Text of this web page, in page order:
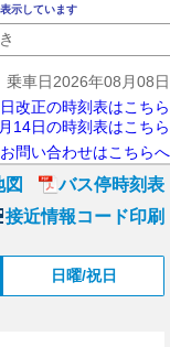
示しています
329系統
乗車日2026年08月08日
改正の時刻表はこちら
14日の時刻表はこちら
問い合わせはこちらへ
バス停時刻表
接近情報コード印刷
日曜/祝日